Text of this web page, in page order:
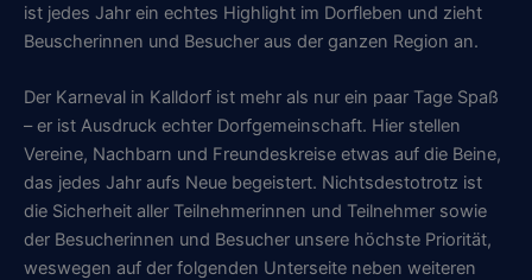
ist jedes Jahr ein echtes Highlight im Dorfleben und zieht
Beuscherinnen und Besucher aus der ganzen Region an.
Der Karneval in Kalldorf ist mehr als nur ein paar Tage Spaß
– er ist Ausdruck echter Dorfgemeinschaft. Hier stellen
Vereine, Nachbarn und Freundeskreise etwas auf die Beine,
das jedes Jahr aufs Neue begeistert. Nichtsdestotrotz ist
die Sicherheit aller Teilnehmerinnen und Teilnehmer sowie
der Besucherinnen und Besucher unsere höchste Priorität,
weswegen auf der folgenden Unterseite neben weiteren